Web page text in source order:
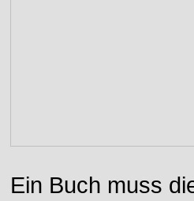
Ein Buch muss